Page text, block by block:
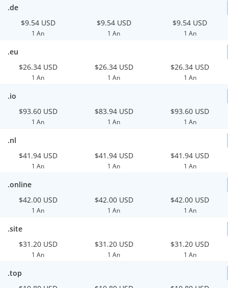
.de
$9.54 USD
1 An
$9.54 USD
1 An
$9.54 USD
1 An
.eu
$26.34 USD
1 An
$26.34 USD
1 An
$26.34 USD
1 An
.io
$93.60 USD
1 An
$83.94 USD
1 An
$93.60 USD
1 An
.nl
$41.94 USD
1 An
$41.94 USD
1 An
$41.94 USD
1 An
.online
$42.00 USD
1 An
$42.00 USD
1 An
$42.00 USD
1 An
.site
$31.20 USD
1 An
$31.20 USD
1 An
$31.20 USD
1 An
.top